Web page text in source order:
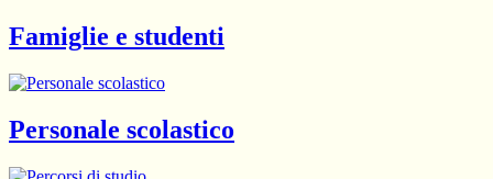
Famiglie e studenti
Personale scolastico